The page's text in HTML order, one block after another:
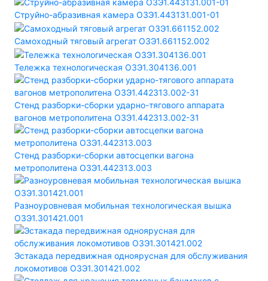
Струйно-абразивная камера ОЗЭ1.443131.001-01
Самоходный тяговый агрегат ОЗЭ1.661152.002
Тележка технологическая ОЗЭ1.304136.001
Стенд разборки-сборки ударно-тягового аппарата
вагонов метрополитена ОЗЭ1.442313.002-31
Стенд разборки-сборки автосцепки вагона
метрополитена ОЗЭ1.442313.003
Разноуровневая мобильная технологическая вышка
ОЗЭ1.301421.001
Эстакада передвижная одноярусная для обслуживания
локомотивов ОЗЭ1.301421.002